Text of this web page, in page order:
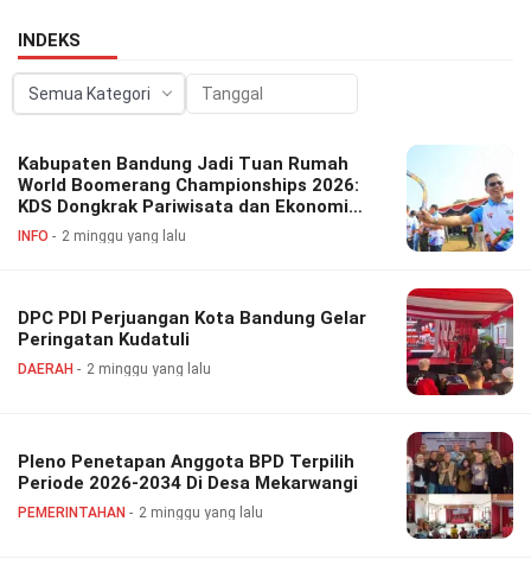
INDEKS
Kabupaten Bandung Jadi Tuan Rumah
World Boomerang Championships 2026:
KDS Dongkrak Pariwisata dan Ekonomi
Daerah
INFO 2 minggu yang lalu
DPC PDI Perjuangan Kota Bandung Gelar
Peringatan Kudatuli
DAERAH 2 minggu yang lalu
Pleno Penetapan Anggota BPD Terpilih
Periode 2026-2034 Di Desa Mekarwangi
PEMERINTAHAN 2 minggu yang lalu